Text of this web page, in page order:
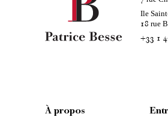
Ile
18 rue
+33 1
À propos